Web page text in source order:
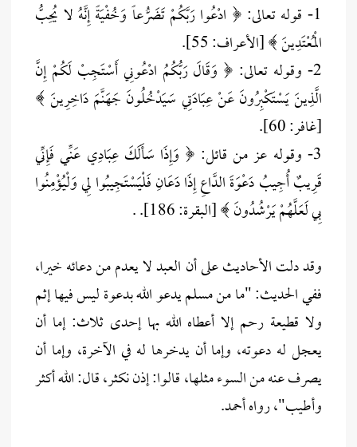
1- قوله تعالى: ﴿ ادْعُوا رَبَّكُمْ تَضَرُّعاً وَخُفْيَةً إِنَّهُ لا يُحِبُّ
الْمُعْتَدِينَ ﴾ [الأعراف: 55].
2- وقوله تعالى: ﴿ وَقَالَ رَبُّكُمُ ادْعُونِي أَسْتَجِبْ لَكُمْ إِنَّ
الَّذِينَ يَسْتَكْبِرُونَ عَنْ عِبَادَتِي سَيَدْخُلُونَ جَهَنَّمَ دَاخِرِينَ ﴾
[غافر: 60].
3- وقوله عز من قائل: ﴿ وَإِذَا سَأَلَكَ عِبَادِي عَنِّي فَإِنِّي
قَرِيبٌ أُجِيبُ دَعْوَةَ الدَّاعِ إِذَا دَعَانِ فَلْيَسْتَجِيبُوا لِي وَلْيُؤْمِنُوا
بِي لَعَلَّهُمْ يَرْشُدُونَ ﴾ [البقرة: 186]. .
وقد دلت الأحاديث على أن العبد لا يعدم من دعائه خيرا،
ففي الحديث: "ما من مسلم يدعو الله بدعوة ليس فيها إثم
ولا قطيعة رحم إلا أعطاه الله بها إحدى ثلاث: إما أن
يعجل له دعوته، وإما أن يدخرها له في الآخرة، وإما أن
يصرف عنه من السوء مثلها، قالوا: إذن نكثر، قال: الله أكثر
وأطيب"، رواه أحمد.